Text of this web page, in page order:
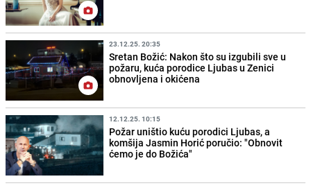
23.12.25. 20:35
Sretan Božić: Nakon što su izgubili sve u
požaru, kuća porodice Ljubas u Zenici
obnovljena i okićena
12.12.25. 10:15
Požar uništio kuću porodici Ljubas, a
komšija Jasmin Horić poručio: "Obnovit
ćemo je do Božića"